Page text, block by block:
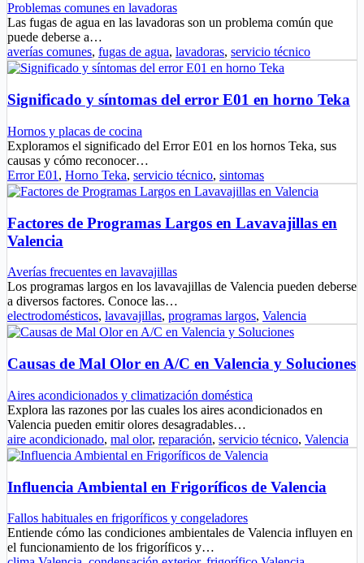
Problemas comunes en lavadoras
Las fugas de agua en las lavadoras son un problema común que
puede deberse a…
averías comunes, fugas de agua, lavadoras, servicio técnico
Significado y síntomas del error E01 en horno Teka
Hornos y placas de cocina
Exploramos el significado del Error E01 en los hornos Teka, sus
causas y cómo reconocer…
Error E01 , Horno Teka, servicio técnico, sintomas
Factores de Programas Largos en Lavavajillas en
Valencia
Averías frecuentes en lavavajillas
Los programas largos en los lavavajillas de Valencia pueden deberse
a diversos factores. Conoce las…
electrodomésticos, lavavajillas, programas largos, Valencia
Causas de Mal Olor en A/C en Valencia y Soluciones
Aires acondicionados y climatización doméstica
Explora las razones por las cuales los aires acondicionados en
Valencia pueden emitir olores desagradables…
aire acondicionado, mal olor, reparación, servicio técnico, Valencia
Influencia Ambiental en Frigoríficos de Valencia
Fallos habituales en frigoríficos y congeladores
Entiende cómo las condiciones ambientales de Valencia influyen en
el funcionamiento de los frigoríficos y…